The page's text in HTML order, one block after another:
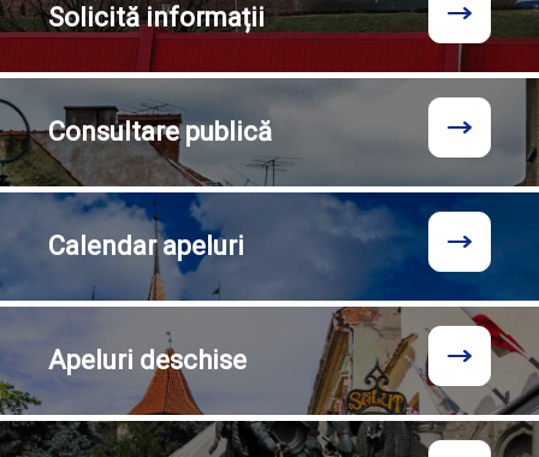
Solicităinformații
Consultarepublică
Calendarapeluri
Apeluri deschise